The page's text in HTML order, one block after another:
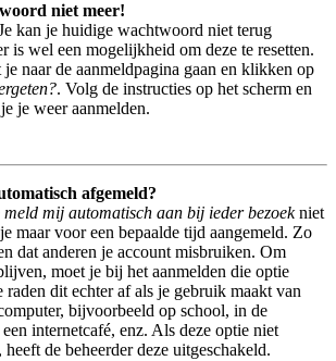
niet meer!
kan je huidige wachtwoord niet terug
is wel een mogelijkheid om deze te resetten.
naar de aanmeldpagina gaan en klikken op
. Volg de instructies op het scherm en
je weer aanmelden.
afgemeld?
meld mij automatisch aan bij ieder bezoekniet
maar voor een bepaalde tijd aangemeld. Zo
dat anderen je account misbruiken. Om
moet je bij het aanmelden die optie
raden dit echter af als je gebruik maakt van
bijvoorbeeld op school, in de
internetcafé, enz. Als deze optie niet
heeft de beheerder deze uitgeschakeld.